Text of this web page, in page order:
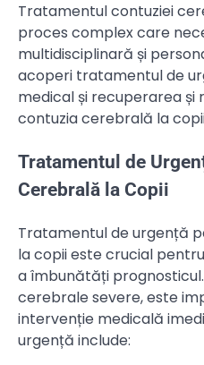
Tratamentul contuziei
proces complex care
multidisciplinară și
acoperi tratamentul de
medical și recuperarea și
contuzia cerebrală la
Tratamentul de
Cerebrală la Copii
Tratamentul de urgență
la copii este crucial
a îmbunătăți
cerebrale severe, este
intervenție medicală
urgență include: